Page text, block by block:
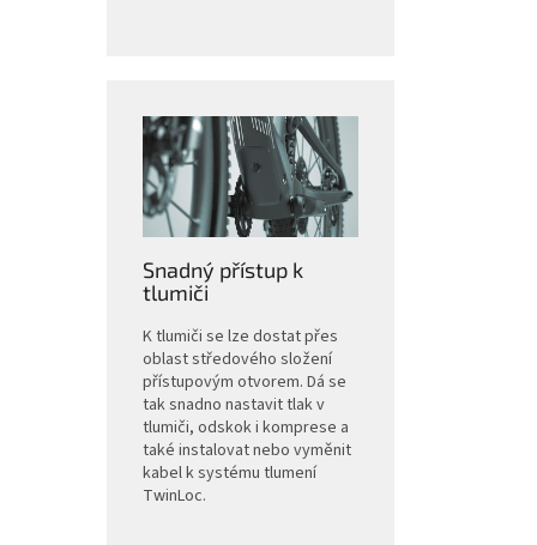
Snadný přístup k
tlumiči
K tlumiči se lze dostat přes
oblast středového složení
přístupovým otvorem. Dá se
tak snadno nastavit tlak v
tlumiči, odskok i komprese a
také instalovat nebo vyměnit
kabel k systému tlumení
TwinLoc.